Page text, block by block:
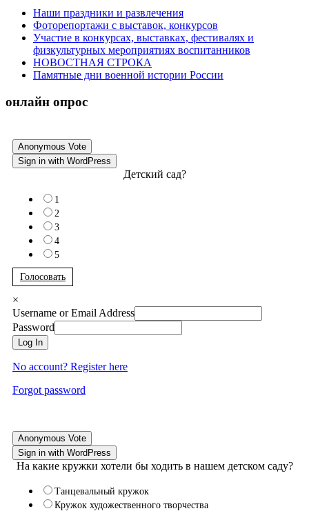
Наши праздники и развлечения
Фоторепортажи с выставок, конкурсов
Участие в конкурсах, выставках, фестивалях и
физкультурных мероприятиях воспитанников
НОВОСТНАЯ СТРОКА
Памятные дни военной истории России
онлайн опрос
Anonymous Vote
Sign in with WordPress
Детский сад?
1
2
3
4
5
Голосовать
×
Username or Email Address
Password
Log In
No account? Register here
Forgot password
Anonymous Vote
Sign in with WordPress
На какие кружки хотели бы ходить в нашем детском саду?
Танцевальный кружок
Кружок художественного творчества